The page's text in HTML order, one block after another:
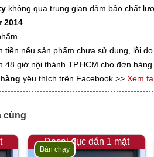
không qua trung gian đảm bảo chất
2014.
tiền nếu sản phẩm chưa sử dụng, lỗi
48 giờ nội thành TP.HCM cho đơn
yêu thích trên Facebook >> Xem
cùng
Decal đục dán 1 mặt
Bán chạy